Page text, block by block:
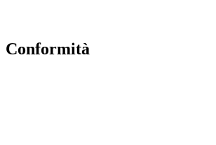
conformità